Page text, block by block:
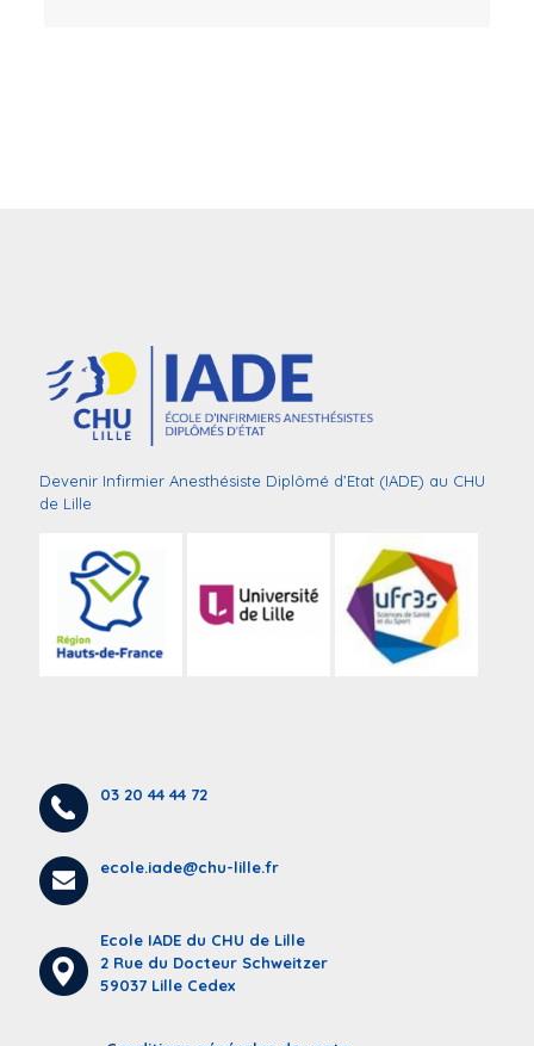
Devenir Infirmier Anesthésiste Diplômé d’Etat (IADE) au CHU
de Lille
03 20 44 44 72
ecole.iade@chu-lille.fr
Ecole IADE du CHU de Lille
2 Rue du Docteur Schweitzer
59037 Lille Cedex